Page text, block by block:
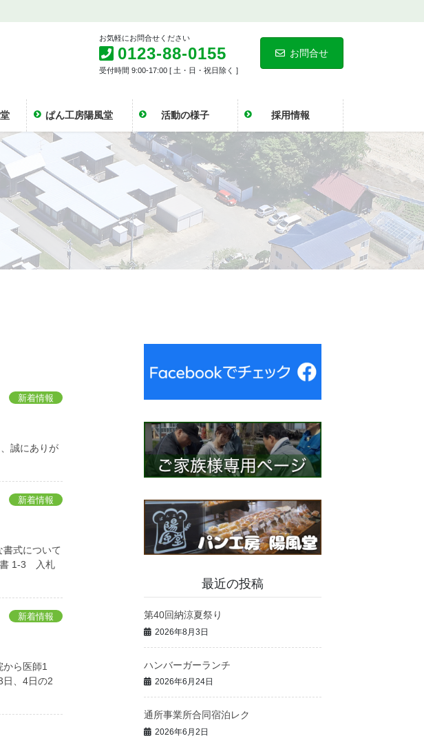
お気軽にお問合せください
0123-88-0155
受付時間 9:00-17:00 [ 土・日・祝日除く ]
お問合せ
ぱん工房陽風堂 活動の様子 採用情報
新着情報
誠にありが
新着情報
式について
書 1-3 入札
新着情報
ら医師1
日、4日の2
最近の投稿
第40回納涼夏祭り
2026年8月3日
ハンバーガーランチ
2026年6月24日
通所事業所合同宿泊レク
2026年6月2日